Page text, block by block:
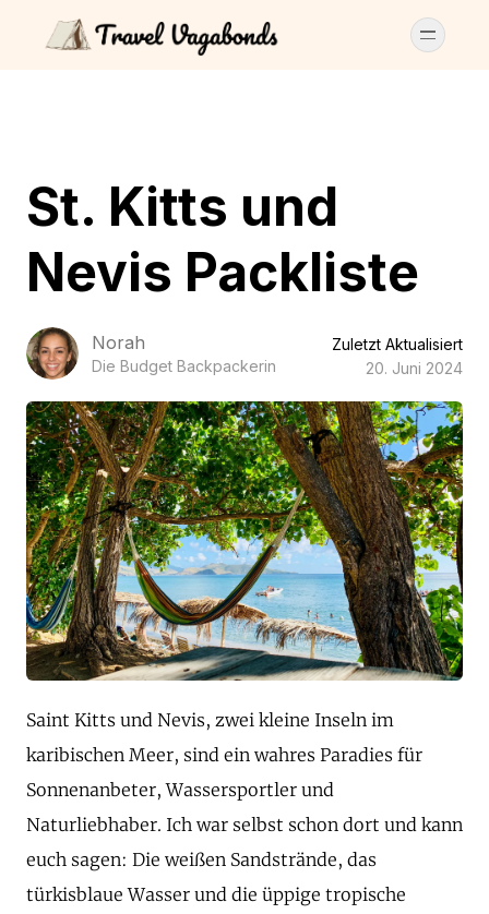
St. Kitts und
Nevis Packliste
Norah
Die Budget Backpackerin
Zuletzt Aktualisiert
20. Juni 2024
Saint Kitts und Nevis, zwei kleine Inseln im
karibischen Meer, sind ein wahres Paradies für
Sonnenanbeter, Wassersportler und
Naturliebhaber. Ich war selbst schon dort und kann
euch sagen: Die weißen Sandstrände, das
türkisblaue Wasser und die üppige tropische